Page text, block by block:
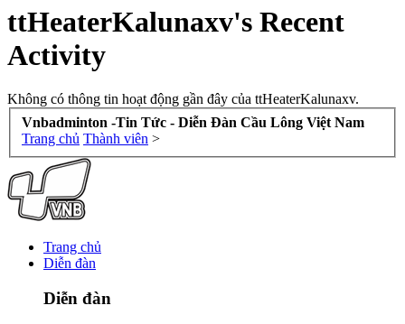
ttHeaterKalunaxv's Recent
Activity
Không có thông tin hoạt động gần đây của ttHeaterKalunaxv.
Vnbadminton -Tin Tức - Diễn Đàn Cầu Lông Việt Nam
Trang chủ Thành viên >
Trang chủ
Diễn đàn
Diễn đàn